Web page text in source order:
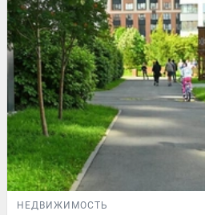
НЕДВИЖИМОСТЬ